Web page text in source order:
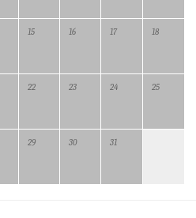
15 16 17 18
22 23 24 25
29 30 31